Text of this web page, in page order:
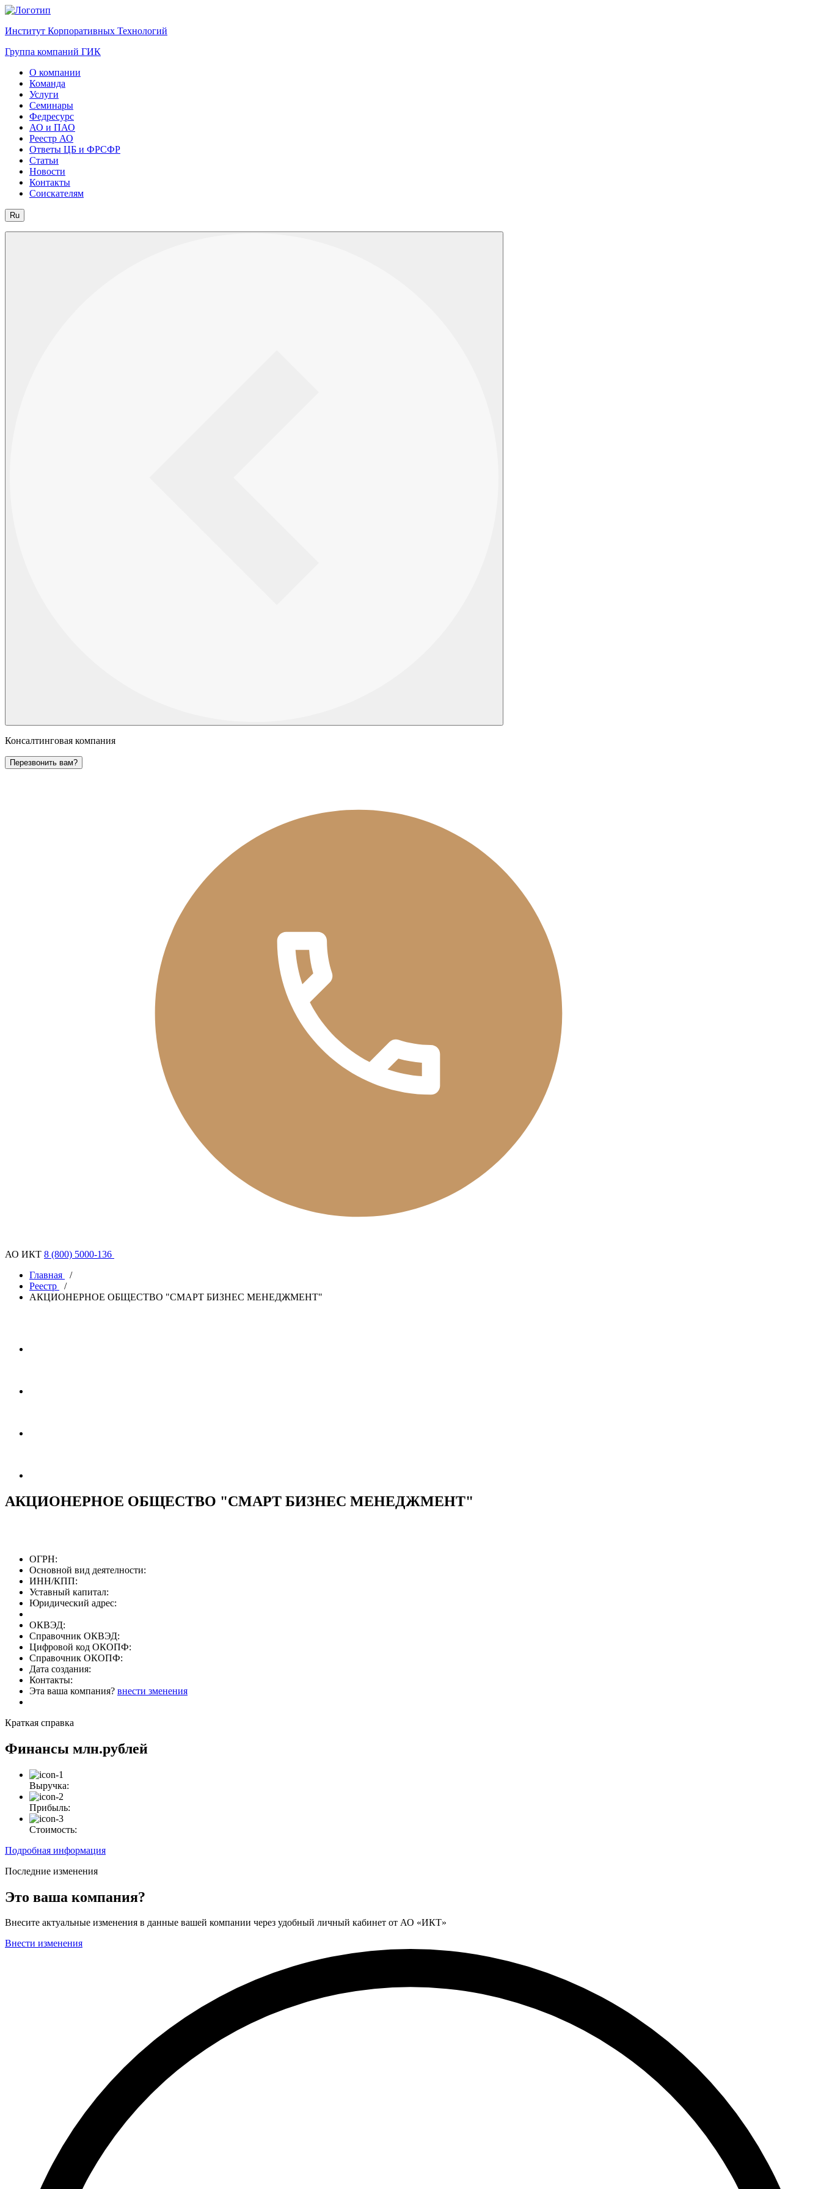
Институт Корпоративных Технологий
Группа компаний ГИК
О компании
Команда
Услуги
Семинары
Федресурс
АО и ПАО
Реестр АО
Ответы ЦБ и ФРСФР
Статьи
Новости
Контакты
Соискателям
Ru
Консалтинговая компания
Перезвонить вам?
АО ИКТ 8 (800) 5000-136
Главная
/
Реестр
/
АКЦИОНЕРНОЕ ОБЩЕСТВО "СМАРТ БИЗНЕС МЕНЕДЖМЕНТ"
АКЦИОНЕРНОЕ ОБЩЕСТВО "СМАРТ БИЗНЕС МЕНЕДЖМЕНТ"
ОГРН:
Основной вид деятелности:
ИНН/КПП:
Уставный капитал:
Юридический адрес:
ОКВЭД:
Справочник ОКВЭД:
Цифровой код ОКОПФ:
Справочник ОКОПФ:
Дата создания:
Контакты:
Эта ваша компания? внести зменения
Краткая справка
Финансы млн.рублей
Выручка:
Прибыль:
Стоимость:
Подробная информация
Последние изменения
Это ваша компания?
Внесите актуальные изменения в данные вашей компании через удобный личный кабинет от АО «ИКТ»
Внести изменения